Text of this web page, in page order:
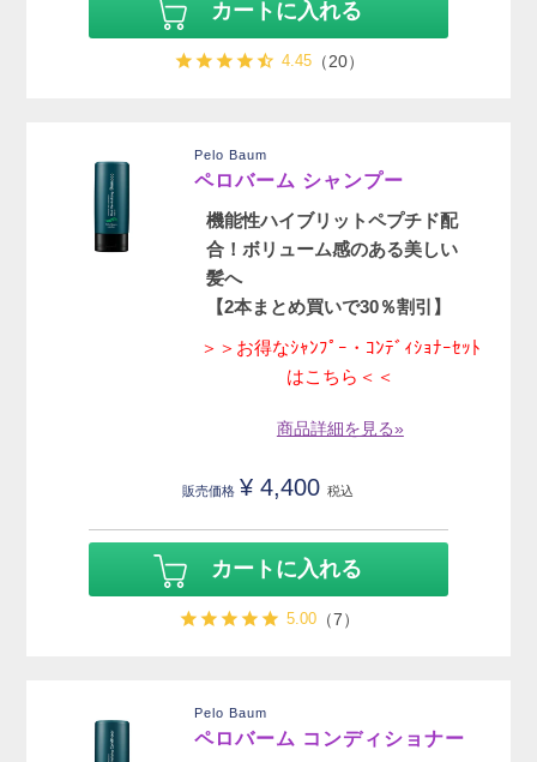
カートに入れる
4.45（20）
Pelo Baum
ペロバーム シャンプー
機能性ハイブリットペプチド配
合！ボリューム感のある美しい
髪へ
【2本まとめ買いで30％割引】
＞＞お得なｼｬﾝﾌﾟｰ・ｺﾝﾃﾞｨｼｮﾅｰｾｯﾄ
はこちら＜＜
商品詳細を見る»
販売価格 ¥ 4,400 税込
カートに入れる
5.00（7）
Pelo Baum
ペロバーム コンディショナー